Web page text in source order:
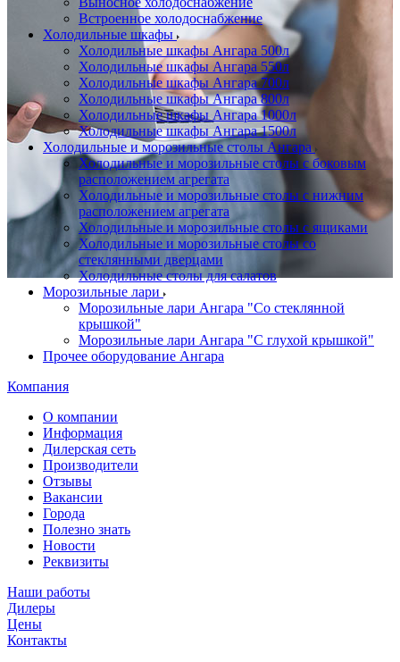
Встроенное холодоснабжение
Холодильные шкафы
Холодильные шкафы Ангара 500л
Холодильные шкафы Ангара 550л
Холодильные шкафы Ангара 700л
Холодильные шкафы Ангара 800л
Холодильные шкафы Ангара 1000л
Холодильные шкафы Ангара 1500л
Холодильные и морозильные столы Ангара
Холодильные и морозильные столы с боковым
расположением агрегата
Холодильные и морозильные столы с нижним
расположением агрегата
Холодильные и морозильные столы с ящиками
Холодильные и морозильные столы со
стеклянными дверцами
Холодильные столы для салатов
Морозильные лари
Морозильные лари Ангара "Со стеклянной
крышкой"
Морозильные лари Ангара "С глухой крышкой"
Прочее оборудование Ангара
Компания
О компании
Информация
Дилерская сеть
Производители
Отзывы
Вакансии
Города
Полезно знать
Новости
Реквизиты
Наши работы
Дилеры
Цены
Контакты